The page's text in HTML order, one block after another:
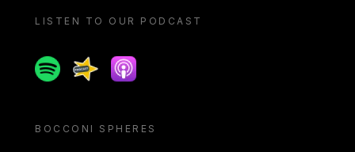
LISTEN TO OUR PODCAST
SpotifySpreakerApple podcast
BOCCONI SPHERES